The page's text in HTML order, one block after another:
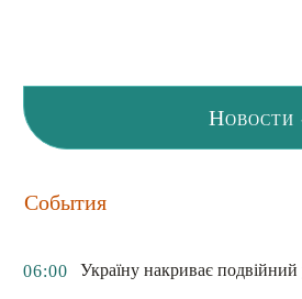
Новости
События
06:00
Україну накриває подвійний